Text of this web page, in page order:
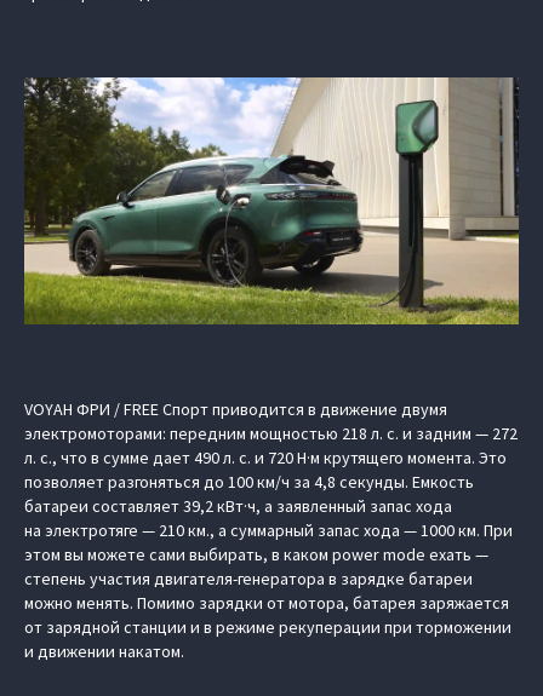
VOYAH ФРИ / FREE Спорт приводится в движение двумя
электромоторами: передним мощностью 218 л. с. и задним — 272
л. с., что в сумме дает 490 л. с. и 720 Н·м крутящего момента. Это
позволяет разгоняться до 100 км/ч за 4,8 секунды. Емкость
батареи составляет 39,2 кВт·ч, а заявленный запас хода
на электротяге — 210 км., а суммарный запас хода — 1000 км. При
этом вы можете сами выбирать, в каком power mode ехать —
степень участия двигателя-генератора в зарядке батареи
можно менять. Помимо зарядки от мотора, батарея заряжается
от зарядной станции и в режиме рекуперации при торможении
и движении накатом.